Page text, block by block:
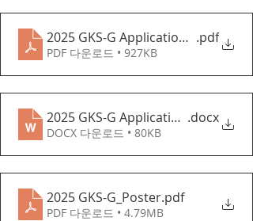
2025 GKS-G Application Guidelines
.pdf
PDF 다운로드 • 927KB
2025 GKS-G Application Forms
.docx
DOCX 다운로드 • 80KB
2025 GKS-G_Poster.pdf
PDF 다운로드 • 4.79MB